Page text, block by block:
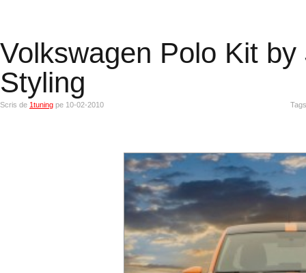
Volkswagen Polo Kit by
Styling
Scris de 1tuning pe 10-02-2010